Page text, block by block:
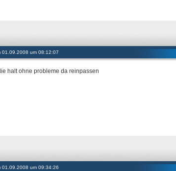
01.09.2008 um 08:12:07
halt ohne probleme da reinpassen
01.09.2008 um 09:34:26